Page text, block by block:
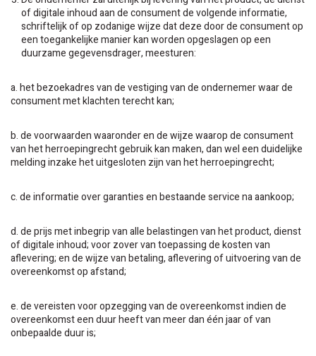
of digitale inhoud aan de consument de volgende informatie,
schriftelijk of op zodanige wijze dat deze door de consument op
een toegankelijke manier kan worden opgeslagen op een
duurzame gegevensdrager, meesturen:
a. het bezoekadres van de vestiging van de ondernemer waar de
consument met klachten terecht kan;
b. de voorwaarden waaronder en de wijze waarop de consument
van het herroepingrecht gebruik kan maken, dan wel een duidelijke
melding inzake het uitgesloten zijn van het herroepingrecht;
c. de informatie over garanties en bestaande service na aankoop;
d. de prijs met inbegrip van alle belastingen van het product, dienst
of digitale inhoud; voor zover van toepassing de kosten van
aflevering; en de wijze van betaling, aflevering of uitvoering van de
overeenkomst op afstand;
e. de vereisten voor opzegging van de overeenkomst indien de
overeenkomst een duur heeft van meer dan één jaar of van
onbepaalde duur is;